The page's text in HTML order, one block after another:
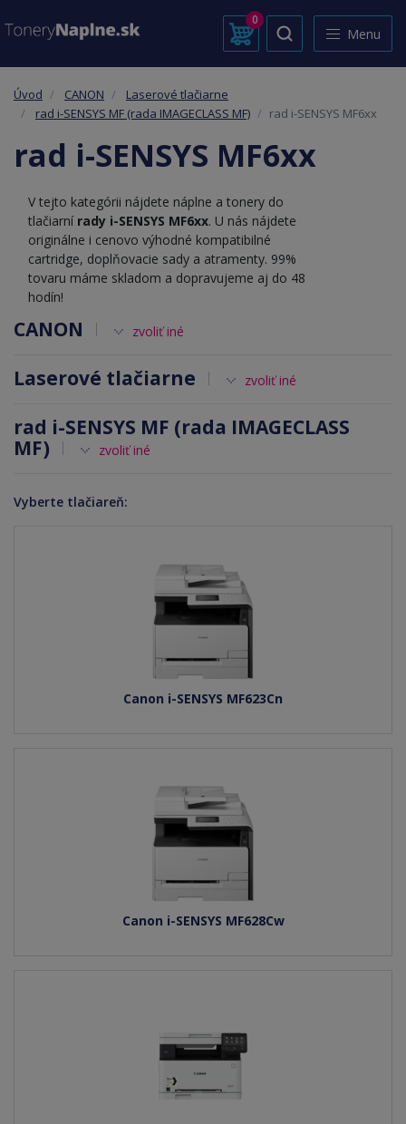
0
Menu
Úvod CANON
Laserové tlačiarne
rad i-SENSYS MF (rada IMAGECLASS MF)
rad i-SENSYS MF6xx
rad i-SENSYS MF6xx
V tejto kategórii nájdete náplne a tonery do
tlačiarní rady i-SENSYS MF6xx. U nás nájdete
originálne i cenovo výhodné kompatibilné
cartridge, doplňovacie sady a atramenty. 99%
tovaru máme skladom a dopravujeme aj do 48
hodín!
CANON zvoliť iné
Laserové tlačiarne zvoliť iné
rad i-SENSYS MF (rada IMAGECLASS
MF)
zvoliť iné
Vyberte tlačiareň:
Canon i-SENSYS MF623Cn
Canon i-SENSYS MF628Cw